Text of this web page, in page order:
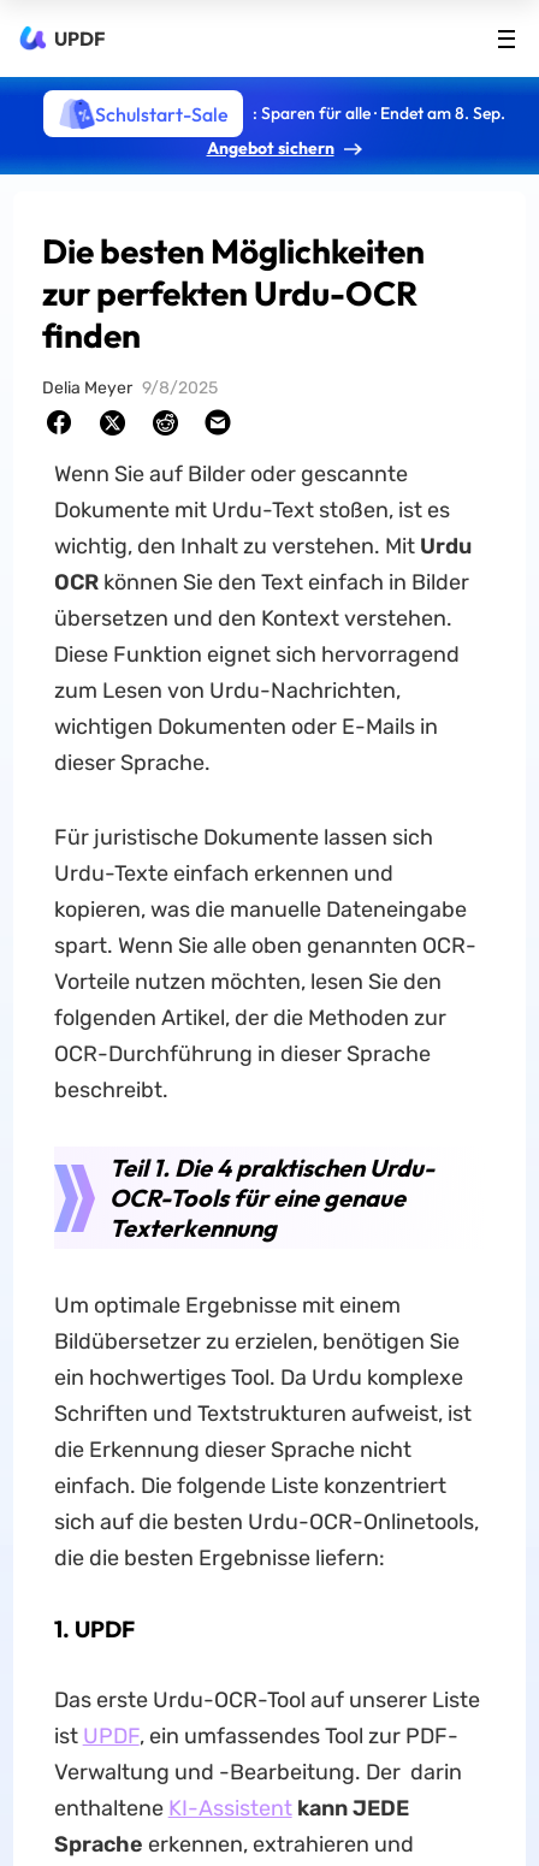
UPDF
Schulstart-Sale
: Sparen für alle · Endet am 8. Sep.
Angebot sichern
Die besten Möglichkeiten
zur perfekten Urdu-OCR
finden
Delia Meyer 9/8/2025
Wenn Sie auf Bilder oder gescannte
Dokumente mit Urdu-Text stoßen, ist es
wichtig, den Inhalt zu verstehen. Mit Urdu
OCRkönnen Sie den Text einfach in Bilder
übersetzen und den Kontext verstehen.
Diese Funktion eignet sich hervorragend
zum Lesen von Urdu-Nachrichten,
wichtigen Dokumenten oder E-Mails in
dieser Sprache.
Für juristische Dokumente lassen sich
Urdu-Texte einfach erkennen und
kopieren, was die manuelle Dateneingabe
spart. Wenn Sie alle oben genannten OCR-
Vorteile nutzen möchten, lesen Sie den
folgenden Artikel, der die Methoden zur
OCR-Durchführung in dieser Sprache
beschreibt.
Teil 1. Die 4 praktischen Urdu-
OCR-Tools für eine genaue
Texterkennung
Um optimale Ergebnisse mit einem
Bildübersetzer zu erzielen, benötigen Sie
ein hochwertiges Tool. Da Urdu komplexe
Schriften und Textstrukturen aufweist, ist
die Erkennung dieser Sprache nicht
einfach. Die folgende Liste konzentriert
sich auf die besten Urdu-OCR-Onlinetools,
die die besten Ergebnisse liefern:
1. UPDF
Das erste Urdu-OCR-Tool auf unserer Liste
ist UPDF, ein umfassendes Tool zur PDF-
Verwaltung und -Bearbeitung. Der darin
enthaltene KI-Assistentkann JEDE
Sprache erkennen, extrahieren und